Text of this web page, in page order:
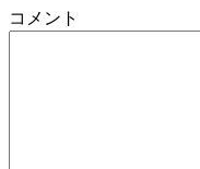
コメント